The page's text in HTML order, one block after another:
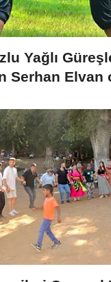
Yağlı
Serhan Elvan